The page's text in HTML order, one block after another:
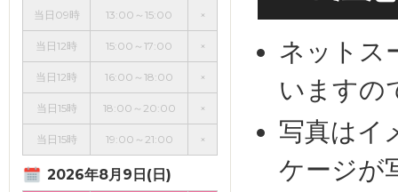
当日09時 13:00～15:00 ×
当日12時 15:00～17:00 ×
当日12時 16:00～18:00 ×
当日15時 18:00～20:00 ×
当日15時 19:00～21:00 ×
2026年8月9日(日)
ネットス
いますの
写真はイ
ケージが